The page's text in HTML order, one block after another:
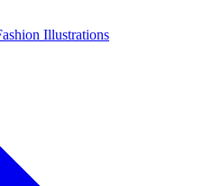
Illustrations